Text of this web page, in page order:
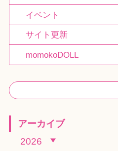
イベント
サイト更新
momokoDOLL
アーカイブ
2026